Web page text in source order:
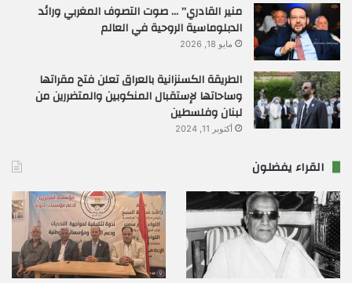
منير القادري” … صوت التصوف المغربي ورائد
الدبلوماسية الروحية في العالم
مايو 18, 2026
الطريقة الكسنزانية بالعراق تعلن فتح مقراتها
وساحاتها لإستقبال المنكوبين والمتضررين من
لبنان وفلسطين
أكتوبر 11, 2024
القراء يفضلون